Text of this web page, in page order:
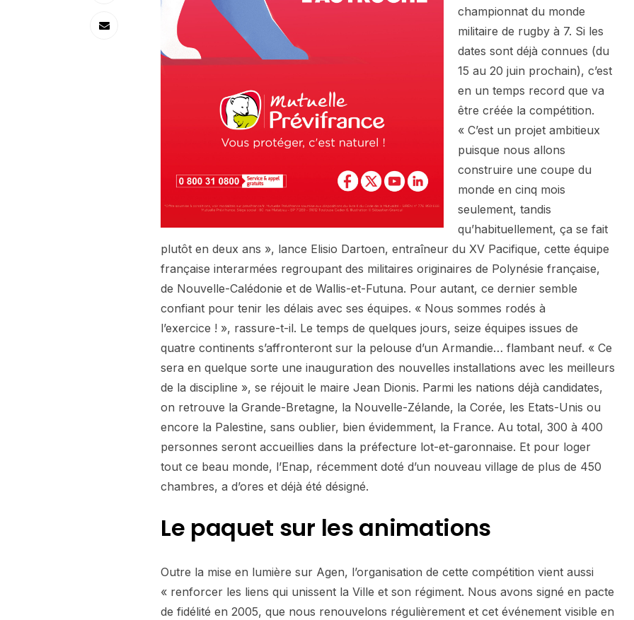
championnat du monde
militaire de rugby à 7. Si les
dates sont déjà connues (du
15 au 20 juin prochain), c’est
en un temps record que va
être créée la compétition.
« C’est un projet ambitieux
puisque nous allons
construire une coupe du
monde en cinq mois
seulement, tandis
qu’habituellement, ça se fait
plutôt en deux ans », lance Elisio Dartoen, entraîneur du XV Pacifique, cette équipe
française interarmées regroupant des militaires originaires de Polynésie française,
de Nouvelle-Calédonie et de Wallis-et-Futuna. Pour autant, ce dernier semble
confiant pour tenir les délais avec ses équipes. « Nous sommes rodés à
l’exercice ! », rassure-t-il. Le temps de quelques jours, seize équipes issues de
quatre continents s’affronteront sur la pelouse d’un Armandie… flambant neuf. « Ce
sera en quelque sorte une inauguration des nouvelles installations avec les meilleurs
de la discipline », se réjouit le maire Jean Dionis. Parmi les nations déjà candidates,
on retrouve la Grande-Bretagne, la Nouvelle-Zélande, la Corée, les Etats-Unis ou
encore la Palestine, sans oublier, bien évidemment, la France. Au total, 300 à 400
personnes seront accueillies dans la préfecture lot-et-garonnaise. Et pour loger
tout ce beau monde, l’Enap, récemment doté d’un nouveau village de plus de 450
chambres, a d’ores et déjà été désigné.
Le paquet sur les animations
Outre la mise en lumière sur Agen, l’organisation de cette compétition vient aussi
« renforcer les liens qui unissent la Ville et son régiment. Nous avons signé en pacte
de fidélité en 2005, que nous renouvelons régulièrement et cet événement visible en